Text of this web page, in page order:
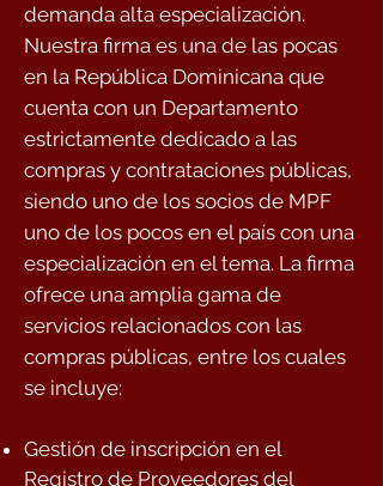
demanda alta especialización.
Nuestra firma es una de las pocas
en la República Dominicana que
cuenta con un Departamento
estrictamente dedicado a las
compras y contrataciones públicas,
siendo uno de los socios de MPF
uno de los pocos en el país con una
especialización en el tema. La firma
ofrece una amplia gama de
servicios relacionados con las
compras públicas, entre los cuales
se incluye:
Gestión de inscripción en el
Registro de Proveedores del